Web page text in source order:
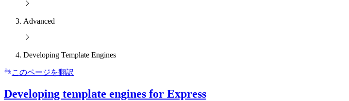
Advanced
Developing Template Engines
このページを翻訳
Developing template engines for Express